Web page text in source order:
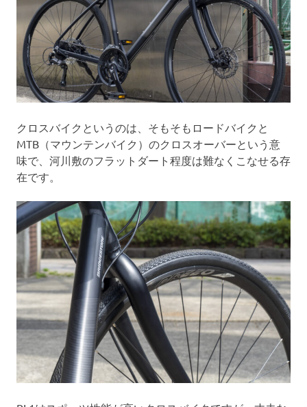
クロスバイクというのは、そもそもロードバイクと
MTB（マウンテンバイク）のクロスオーバーという意
味で、河川敷のフラットダート程度は難なくこなせる存
在です。